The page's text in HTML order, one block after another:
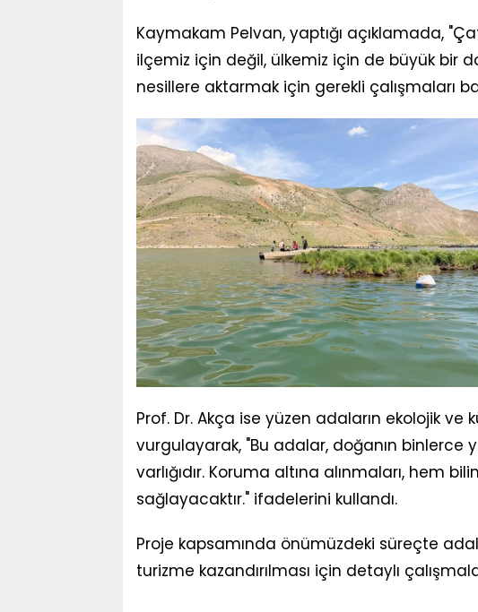
Kaymakam Pelvan, yaptığı açıklamada,
ilçemiz için değil, ülkemiz için de büyük bir
nesillere aktarmak için gerekli çalışmaları
Prof. Dr. Akça ise yüzen adaların ekolojik ve
vurgulayarak, "Bu adalar, doğanın binlerce
varlığıdır. Koruma altına alınmaları, hem
sağlayacaktır." ifadelerini kullandı.
Proje kapsamında önümüzdeki süreçte
turizme kazandırılması için detaylı